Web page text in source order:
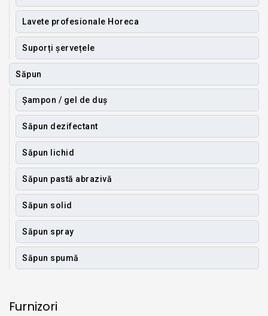
Lavete profesionale Horeca
Suporți șervețele
Săpun
Șampon / gel de duș
Săpun dezifectant
Săpun lichid
Săpun pastă abrazivă
Săpun solid
Săpun spray
Săpun spumă
Furnizori